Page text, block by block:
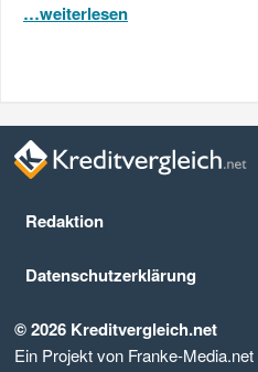
…weiterlesen
Redaktion
Datenschutz­erklärung
© 2026 Kreditvergleich.net
Ein Projekt von Franke-Media.net